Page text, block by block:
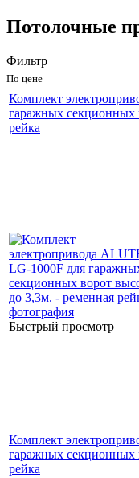
Потолочные
Фильтр
По цене
Комплект
гаражных секционных
рейка
Быстрый просмотр
Комплект
гаражных секционных
рейка